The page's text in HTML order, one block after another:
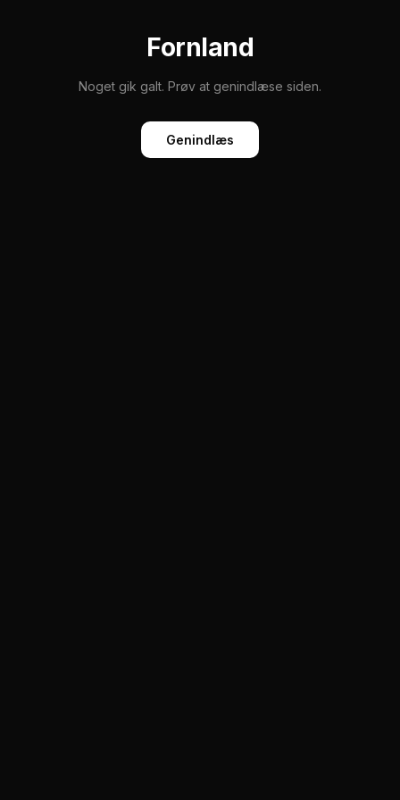
Fornland
Noget gik galt. Prøv at genindlæse siden.
Genindlæs